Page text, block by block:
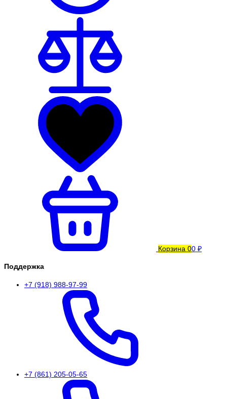
Корзина 00 ₽
Поддержка
+7 (918) 988-97-99
+7 (861) 205-05-65